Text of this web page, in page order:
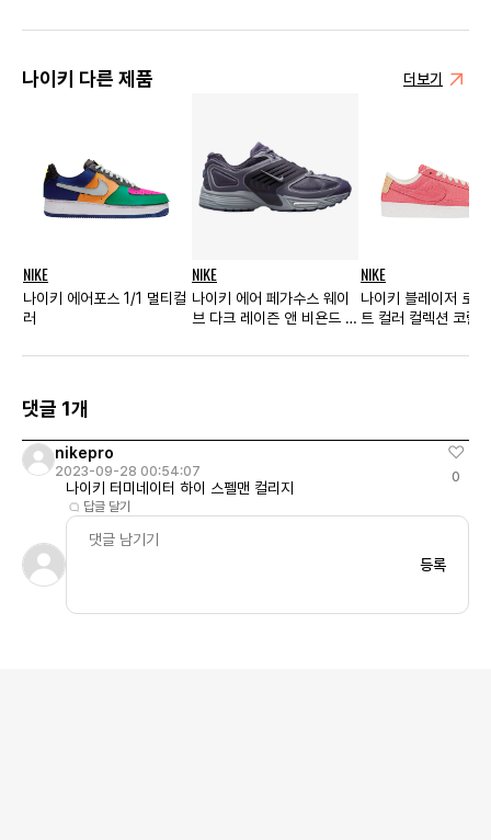
나이키 다른 제품 더보기
NIKE
나이키 에어포스 1/1 멀티컬
러
NIKE
나이키 에어 페가수스 웨이
브 다크 레이즌 앤 비욘드 핑
NIKE
나이키 블레이저 로
트 컬러 컬렉션 코랄
댓글 1개
nikepro
2023-09-28 00:54:07
나이키 터미네이터 하이 스펠맨 컬리지
답글 달기
0
등록